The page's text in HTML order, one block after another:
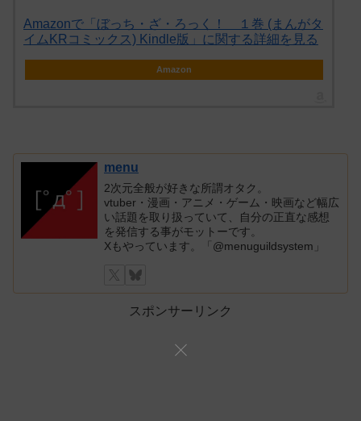
Amazonで「ぼっち・ざ・ろっく！ １巻 (まんがタ
イムKRコミックス) Kindle版」に関する詳細を見る
Amazon
menu
2次元全般が好きな所謂オタク。
vtuber・漫画・アニメ・ゲーム・映画など幅広
い話題を取り扱っていて、自分の正直な感想
を発信する事がモットーです。
Xもやっています。「@menuguildsystem」
スポンサーリンク